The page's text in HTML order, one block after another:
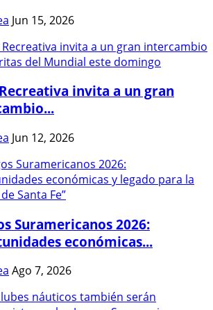
Jun 15, 2026
invita a un gran
Jun 12, 2026
Suramericanos 2026:
económicas...
Ago 7, 2026